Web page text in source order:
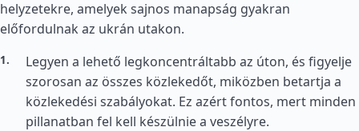
helyzetekre, amelyek sajnos manapság gyakran
előfordulnak az ukrán utakon.
Legyen a lehető legkoncentráltabb az úton, és figyelje
szorosan az összes közlekedőt, miközben betartja a
közlekedési szabályokat. Ez azért fontos, mert minden
pillanatban fel kell készülnie a veszélyre.